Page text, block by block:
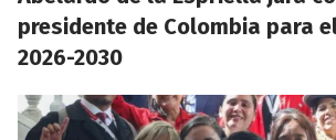
presidente de Colombia para
2026-2030